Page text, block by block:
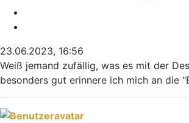
23.06.2023, 16:56
Weiß jemand zufällig, was es mit der
besonders gut erinnere ich mich an die
Nach oben